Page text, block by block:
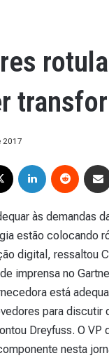
2017
às demandas
estão colocando
digital, ressaltou
imprensa no
está
para
Dreyfuss. O
nesta